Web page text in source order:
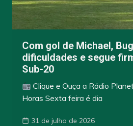
Com gol de Michael,
dificuldades e segue
Sub-20
Clique e Ouça a Rádio
Horas Sexta feira é dia
31 de julho de 2026